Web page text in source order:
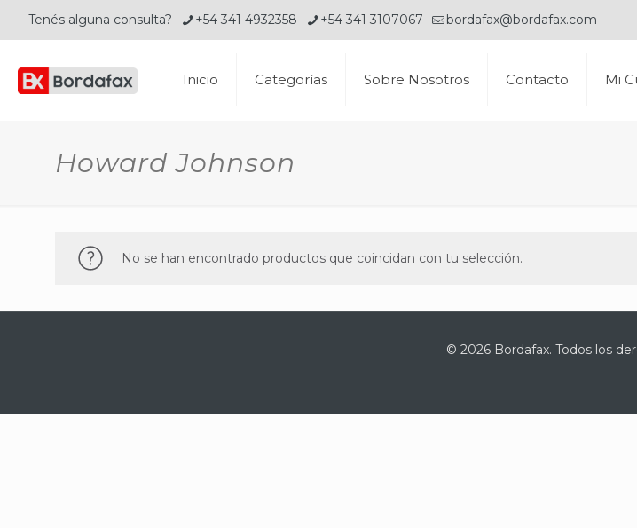
Tenés alguna consulta? +54 341 4932358 +54 341 3107067 bordafax@bordafax.com
Inicio Categorías Sobre Nosotros Contacto Mi
Howard Johnson
No se han encontrado productos que coincidan con tu selección.
© 2026 Bordafax. Todos los